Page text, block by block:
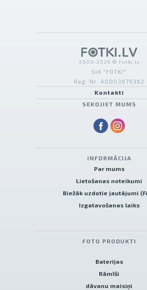
2000-2026 © Fotki.lv
SIA "FOTKI"
Reģ. Nr. 40003679362
Kontakti
SEKOJIET MUMS
INFORMĀCIJA
Par mums
Lietošanas noteikumi
Biežāk uzdotie jautājumi
Izgatavošanas laiks
FOTO PRODUKTI
Baterijas
Rāmīši
dāvanu maisiņi